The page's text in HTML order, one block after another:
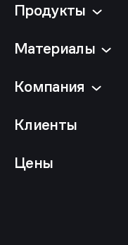
Продукты
Материалы
Компания
Клиенты
Цены